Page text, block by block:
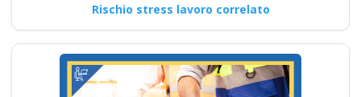
base all'accordo
recente tra Stato e
Regioni
Rischio stress lavoro correlato